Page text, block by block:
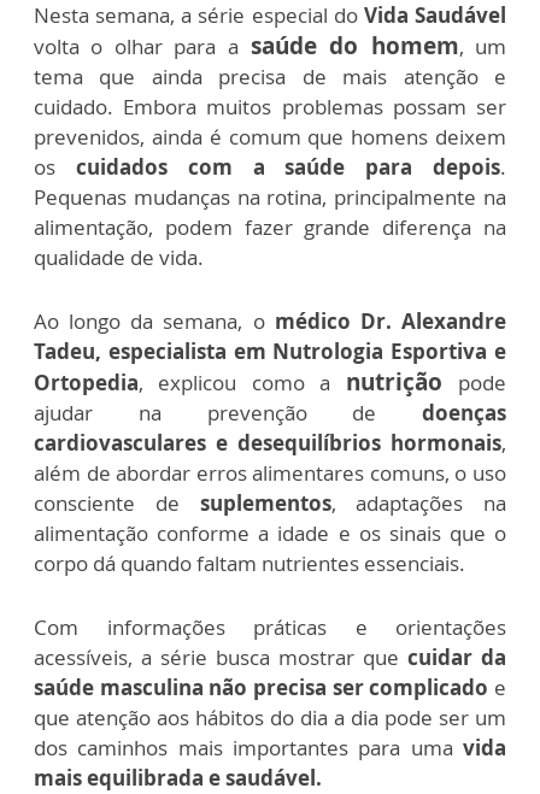
Nesta semana, a série especial doVida Saudável
volta o olhar para a saúde do homem, um
tema que ainda precisa de mais atenção e
cuidado. Embora muitos problemas possam ser
prevenidos, ainda é comum que homens deixem
os cuidados com a saúde para depois.
Pequenas mudanças na rotina, principalmente na
alimentação, podem fazer grande diferença na
qualidade de vida.
Ao longo da semana, o médico Dr. Alexandre
Tadeu, especialista em Nutrologia Esportiva e
Ortopedia, explicou como a nutrição
pode
ajudar na prevenção de doenças
cardiovasculares e desequilíbrios hormonais,
além de abordar erros alimentares comuns, o uso
consciente de suplementos, adaptações na
alimentação conforme a idade e os sinais que o
corpo dá quando faltam nutrientes essenciais.
Com informações práticas e orientações
acessíveis, a série busca mostrar que cuidar da
saúde masculina não precisa ser complicado e
que atenção aos hábitos do dia a dia pode ser um
dos caminhos mais importantes para uma vida
mais equilibrada e saudável.